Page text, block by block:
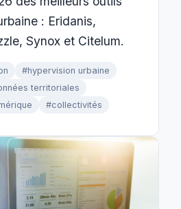
: Eridanis,
Synox et Citelum.
#hypervision urbaine
territoriales
#collectivités